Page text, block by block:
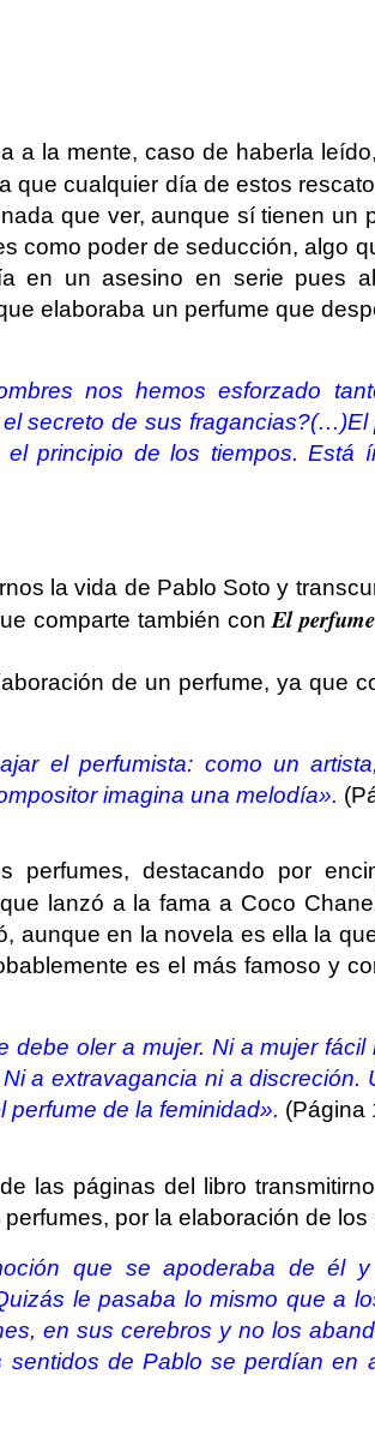
a la mente, caso de haberla leído,
que cualquier día de estos
que ver, aunque sí tienen un
como poder de seducción, algo
en un asesino en serie pues
elaboraba un perfume que
nos hemos esforzado
secreto de sus fragancias?(…)El
principio de los tiempos. Está
la vida de Pablo Soto y
comparte también conEl perfume
de un perfume, ya que
el perfumista: como un
imagina una melodía».
perfumes, destacando por
lanzó a la fama a Coco
aunque en la novela es ella la
es el más famoso y
debe oler a mujer. Ni a mujer fácil
a extravagancia ni a discreción.
perfume de la feminidad». (Página
las páginas del libro
por la elaboración de los
que se apoderaba de él
le pasaba lo mismo que a
en sus cerebros y no los
de Pablo se perdían en